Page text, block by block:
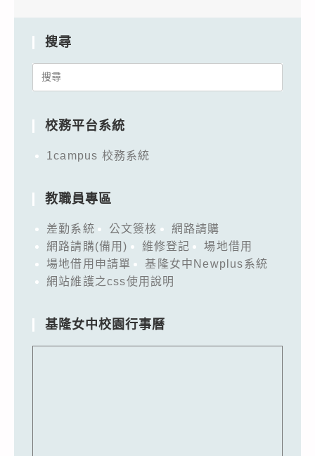
搜尋
Search
校務平台系統
1campus 校務系統
教職員專區
差勤系統 公文簽核
網路請購
網路請購(備用)
維修登記
場地借用
場地借用申請單
基隆女中Newplus系統
網站維護之css使用說明
基隆女中校園行事曆